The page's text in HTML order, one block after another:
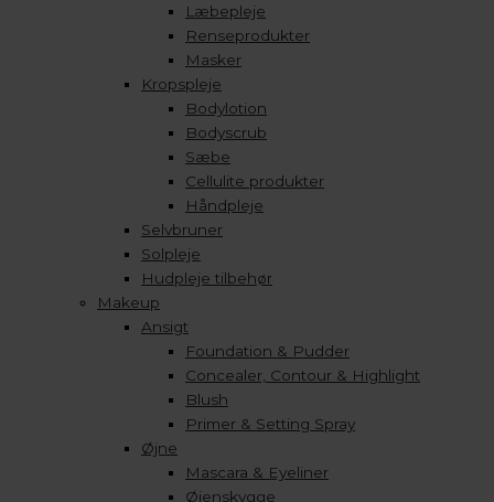
Læbepleje
Renseprodukter
Masker
Kropspleje
Bodylotion
Bodyscrub
Sæbe
Cellulite produkter
Håndpleje
Selvbruner
Solpleje
Hudpleje tilbehør
Makeup
Ansigt
Foundation & Pudder
Concealer, Contour & Highlight
Blush
Primer & Setting Spray
Øjne
Mascara & Eyeliner
Øjenskygge